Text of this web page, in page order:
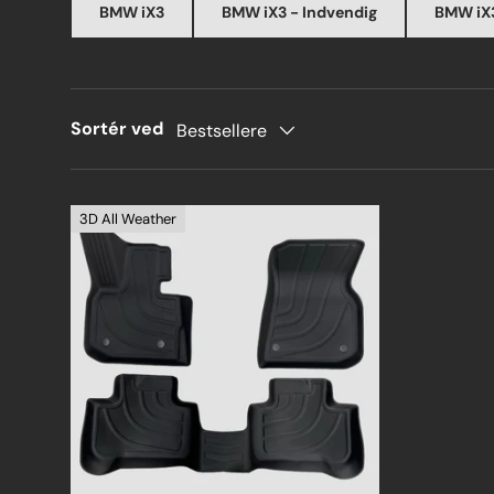
BMW iX3 BMW iX3 - Indvendig BMW
Sortér ved Bestsellere
3D All Weather